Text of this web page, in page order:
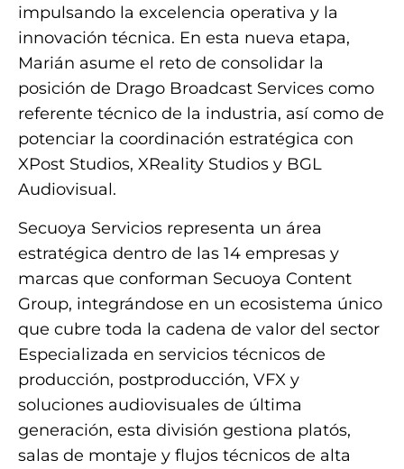
impulsando la excelencia operativa y la
innovación técnica. En esta nueva etapa,
Marián asume el reto de consolidar la
posición de Drago Broadcast Services como
referente técnico de la industria, así como de
potenciar la coordinación estratégica con
XPost Studios, XReality Studios y BGL
Audiovisual.
Secuoya Servicios representa un área
estratégica dentro de las 14 empresas y
marcas que conforman Secuoya Content
Group, integrándose en un ecosistema único
que cubre toda la cadena de valor del sector
Especializada en servicios técnicos de
producción, postproducción, VFX y
soluciones audiovisuales de última
generación, esta división gestiona platós,
salas de montaje y flujos técnicos de alta